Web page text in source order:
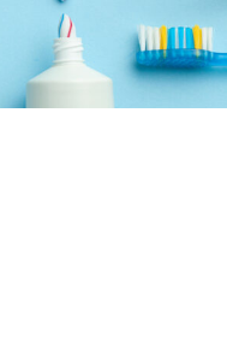
Doctor’s Blog
🍵我が家の家紋🍵